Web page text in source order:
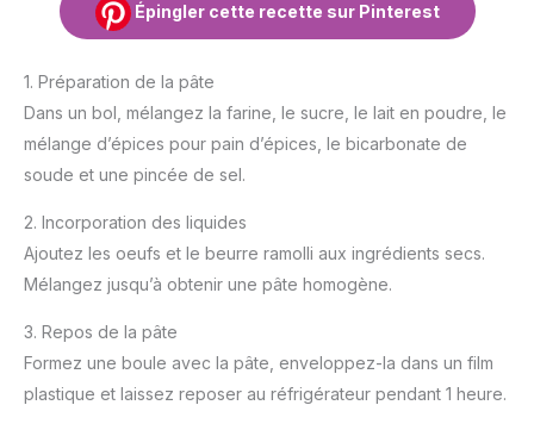
Épingler cette recette sur Pinterest
1. Préparation de la pâte
Dans un bol, mélangez la farine, le sucre, le lait en poudre, le
mélange d’épices pour pain d’épices, le bicarbonate de
soude et une pincée de sel.
2. Incorporation des liquides
Ajoutez les oeufs et le beurre ramolli aux ingrédients secs.
Mélangez jusqu’à obtenir une pâte homogène.
3. Repos de la pâte
Formez une boule avec la pâte, enveloppez-la dans un film
plastique et laissez reposer au réfrigérateur pendant 1 heure.